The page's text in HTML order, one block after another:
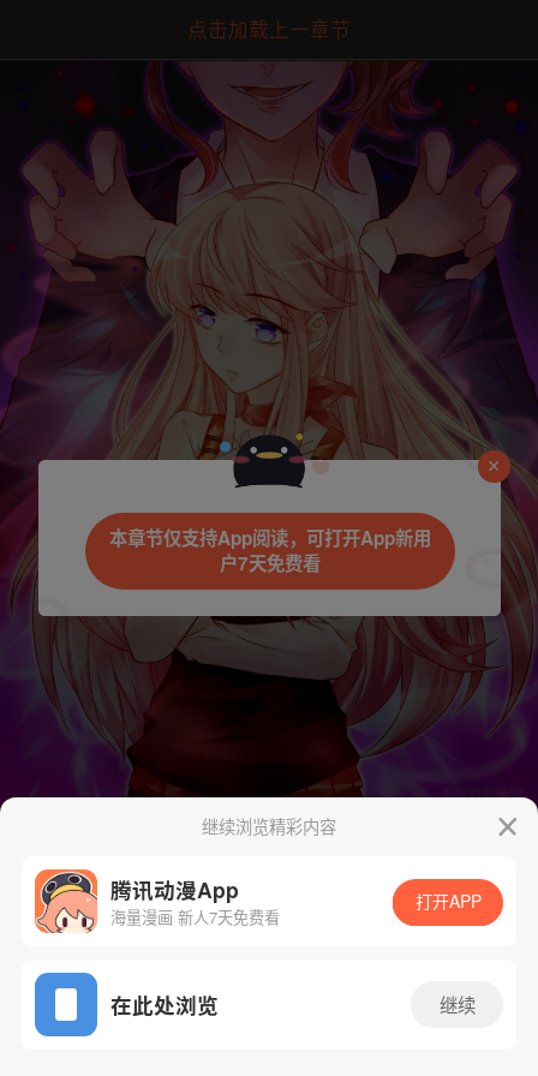
点击加载上一章节
App免费看
下一话 腾漫App免费看
继续浏览精彩内容
腾讯动漫App
海量漫画 新人7天免费看
打开APP
在此处浏览 继续
本章节仅支持App阅读，可打开App新用
户7天免费看
是否前往腾漫App继续阅读
立即前往